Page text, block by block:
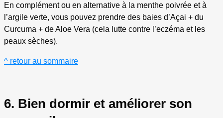
En complément ou en alternative à la menthe poivrée et à
l’argile verte, vous pouvez prendre des baies d’Açai + du
Curcuma + de Aloe Vera (cela lutte contre l’eczéma et les
peaux sèches).
^ retour au sommaire
6. Bien dormir et améliorer son